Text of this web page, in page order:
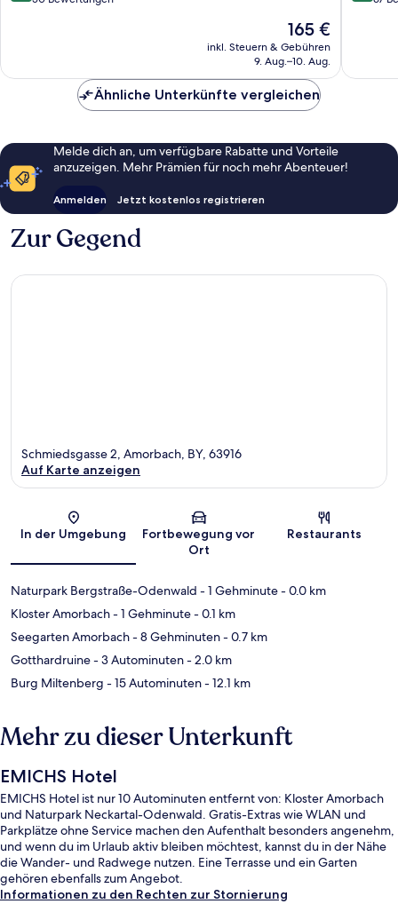
Der
Preis
beträgt
165 €
inkl. Steuern & Gebühren
9. Aug.–10. Aug.
Ähnliche Unterkünfte vergleichen
Melde dich an, um verfügbare Rabatte und Vorteile
anzuzeigen. Mehr Prämien für noch mehr Abenteuer!
Anmelden Jetzt kostenlos registrieren
Zur Gegend
Karte
Schmiedsgasse 2, Amorbach, BY, 63916
Auf Karte anzeigen
In der Umgebung
Fortbewegung vor
Ort
Restaurants
Naturpark Bergstraße-Odenwald - 1 Gehminute- 0.0 km
Kloster Amorbach- 1 Gehminute- 0.1 km
Seegarten Amorbach- 8 Gehminuten- 0.7 km
Gotthardruine- 3 Autominuten- 2.0 km
Burg Miltenberg - 15 Autominuten- 12.1 km
Mehr zu dieser Unterkunft
EMICHS Hotel
EMICHS Hotel ist nur 10 Autominuten entfernt von: Kloster Amorbach
und Naturpark Neckartal-Odenwald. Gratis-Extras wie WLAN und
Parkplätze ohne Service machen den Aufenthalt besonders angenehm,
und wenn du im Urlaub aktiv bleiben möchtest, kannst du in der Nähe
die Wander- und Radwege nutzen. Eine Terrasse und ein Garten
gehören ebenfalls zum Angebot.
Informationen zu den Rechten zur Stornierung